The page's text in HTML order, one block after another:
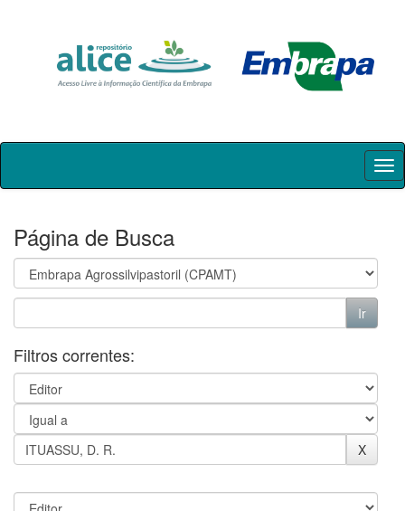
Skip
Página de Busca
Filtros correntes: